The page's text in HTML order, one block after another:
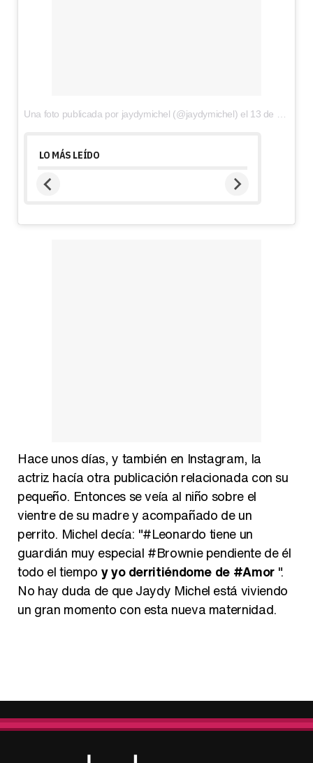
Una foto publicada por jaydymichel (@jaydymichel) el 13 de Jul de 2016 a la(s) 12:20 PDT
LO MÁS LEÍDO
Hace unos días, y también en Instagram, la
actriz hacía otra publicación relacionada con su
pequeño. Entonces se veía al niño sobre el
vientre de su madre y acompañado de un
perrito. Michel decía: "#Leonardo tiene un
guardián muy especial #Brownie pendiente de él
todo el tiempo y yo derritiéndome de #Amor".
No hay duda de que Jaydy Michel está viviendo
un gran momento con esta nueva maternidad.